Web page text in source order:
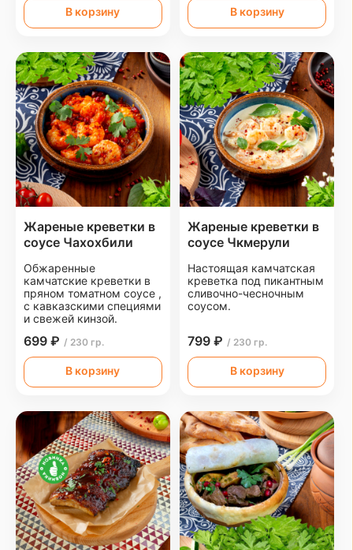
В корзину В корзину
Жареные креветки в
соусе Чахохбили
Обжаренные
камчатские креветки в
пряном томатном соусе ,
с кавказскими специями
и свежей кинзой.
699 ₽ / 230 гр.
В корзину
Жареные креветки в
соусе Чкмерули
Настоящая камчатская
креветка под пикантным
сливочно-чесночным
соусом.
799 ₽ / 230 гр.
В корзину